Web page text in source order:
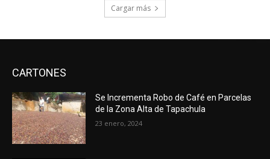
Cargar más
CARTONES
Se Incrementa Robo de Café en Parcelas
de la Zona Alta de Tapachula
23 enero, 2024